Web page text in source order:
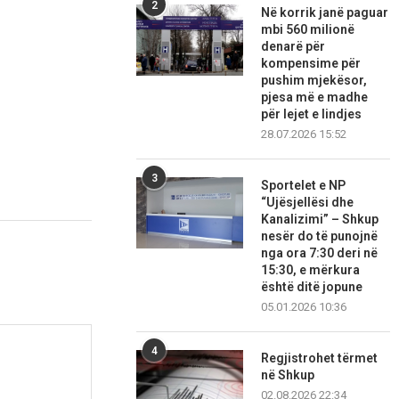
2
Në korrik janë paguar
mbi 560 milionë
denarë për
kompensime për
pushim mjekësor,
pjesa më e madhe
për lejet e lindjes
28.07.2026 15:52
3
Sportelet e NP
“Ujësjellësi dhe
Kanalizimi” – Shkup
nesër do të punojnë
nga ora 7:30 deri në
15:30, e mërkura
është ditë jopune
05.01.2026 10:36
4
Regjistrohet tërmet
në Shkup
02.08.2026 22:34